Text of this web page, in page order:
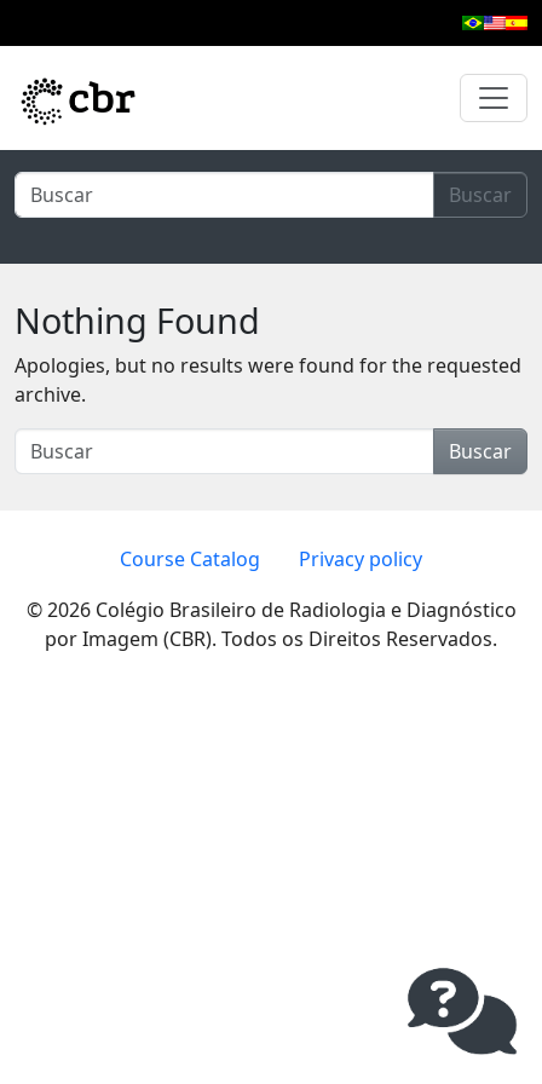
Buscar
Nothing Found
Apologies, but no results were found for the requested
archive.
Buscar
Course Catalog
Privacy policy
© 2026 Colégio Brasileiro de Radiologia e Diagnóstico
por Imagem (CBR). Todos os Direitos Reservados.